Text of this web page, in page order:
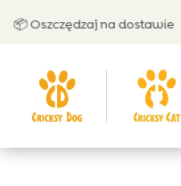
Oszczędzaj na dostawie